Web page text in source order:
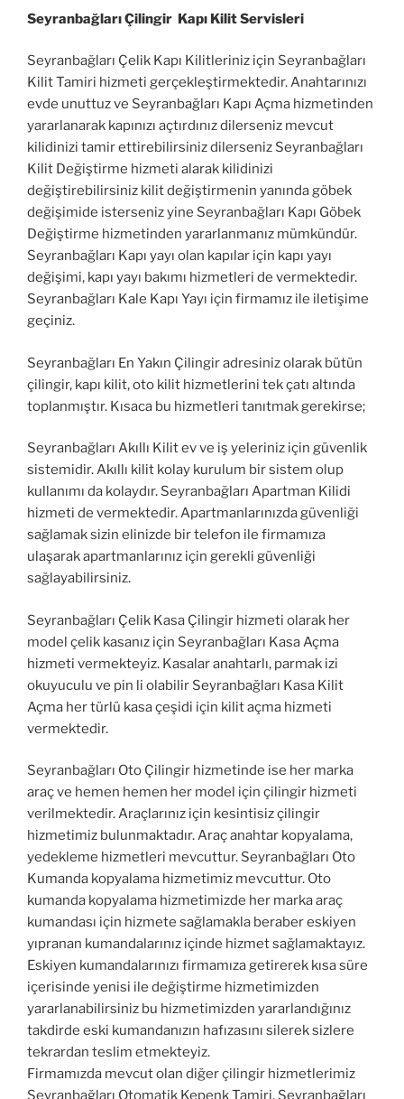
Seyranbağları Çilingir Kapı Kilit Servisleri
Seyranbağları Çelik Kapı Kilitleriniz için Seyranbağları
Kilit Tamiri hizmeti gerçekleştirmektedir. Anahtarınızı
evde unuttuz ve Seyranbağları Kapı Açma hizmetinden
yararlanarak kapınızı açtırdınız dilerseniz mevcut
kilidinizi tamir ettirebilirsiniz dilerseniz Seyranbağları
Kilit Değiştirme hizmeti alarak kilidinizi
değiştirebilirsiniz kilit değiştirmenin yanında göbek
değişimide isterseniz yine Seyranbağları Kapı Göbek
Değiştirme hizmetinden yararlanmanız mümkündür.
Seyranbağları Kapı yayı olan kapılar için kapı yayı
değişimi, kapı yayı bakımı hizmetleri de vermektedir.
Seyranbağları Kale Kapı Yayı için firmamız ile iletişime
geçiniz.
Seyranbağları En Yakın Çilingir adresiniz olarak bütün
çilingir, kapı kilit, oto kilit hizmetlerini tek çatı altında
toplanmıştır. Kısaca bu hizmetleri tanıtmak gerekirse;
Seyranbağları Akıllı Kilit ev ve iş yeleriniz için güvenlik
sistemidir. Akıllı kilit kolay kurulum bir sistem olup
kullanımı da kolaydır. Seyranbağları Apartman Kilidi
hizmeti de vermektedir. Apartmanlarınızda güvenliği
sağlamak sizin elinizde bir telefon ile firmamıza
ulaşarak apartmanlarınız için gerekli güvenliği
sağlayabilirsiniz.
Seyranbağları Çelik Kasa Çilingir hizmeti olarak her
model çelik kasanız için Seyranbağları Kasa Açma
hizmeti vermekteyiz. Kasalar anahtarlı, parmak izi
okuyuculu ve pin li olabilir Seyranbağları Kasa Kilit
Açma her türlü kasa çeşidi için kilit açma hizmeti
vermektedir.
Seyranbağları Oto Çilingir hizmetinde ise her marka
araç ve hemen hemen her model için çilingir hizmeti
verilmektedir. Araçlarınız için kesintisiz çilingir
hizmetimiz bulunmaktadır. Araç anahtar kopyalama,
yedekleme hizmetleri mevcuttur. Seyranbağları Oto
Kumanda kopyalama hizmetimiz mevcuttur. Oto
kumanda kopyalama hizmetimizde her marka araç
kumandası için hizmete sağlamakla beraber eskiyen
yıpranan kumandalarınız içinde hizmet sağlamaktayız.
Eskiyen kumandalarınızı firmamıza getirerek kısa süre
içerisinde yenisi ile değiştirme hizmetimizden
yararlanabilirsiniz bu hizmetimizden yararlandığınız
takdirde eski kumandanızın hafızasını silerek sizlere
tekrardan teslim etmekteyiz.
Firmamızda mevcut olan diğer çilingir hizmetlerimiz
Seyranbağları Otomatik Kepenk Tamiri, Seyranbağları